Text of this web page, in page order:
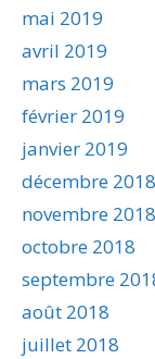
mai 2019
avril 2019
mars 2019
février 2019
janvier 2019
décembre 2018
novembre 2018
octobre 2018
septembre
août 2018
juillet 2018